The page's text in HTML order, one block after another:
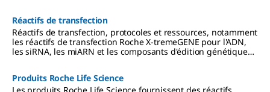
Réactifs de transfection
Réactifs de transfection, protocoles et ressources, notamment
les réactifs de transfection Roche X-tremeGENE pour l'ADN,
les siRNA, les miARN et les composants d'édition génétique
Produits Roche Life Science
Les produits Roche Life Science fournissent des réactifs